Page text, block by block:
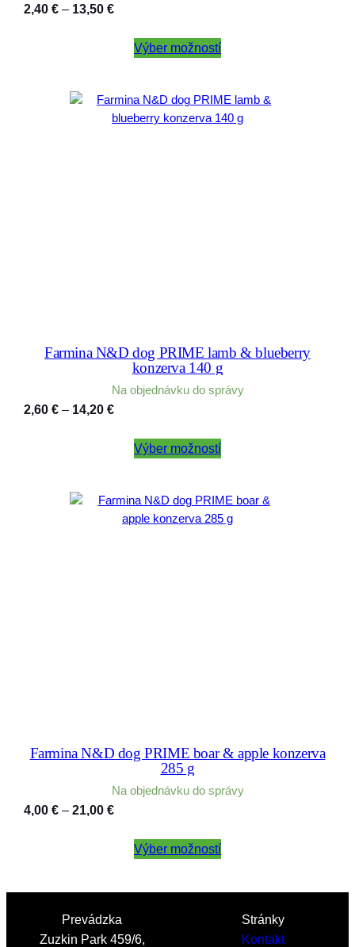
2,40 € – 13,50 €Price
2,40 €Výber možností
Farmina N&D dog PRIME lamb & blueberry
konzerva 140 g
Na objednávku do správy
2,60 € – 14,20 €Price
2,60 €Výber možností
Farmina N&D dog PRIME boar & apple konzerva
285 g
Na objednávku do správy
4,00 € – 21,00 €Price
4,00 €Výber možností
Prevádzka
Zuzkin Park 459/6,
Stránky
Kontakt